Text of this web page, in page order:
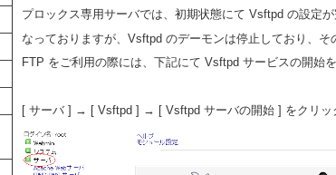
プロックス専用サーバでは、初期状態にて Vsftpd の設定が
なっておりますが、Vsftpd のデーモンは停止しており、そ
FTP をご利用の際には、下記にて Vsftpd サービスの開始を
[ サーバ ] → [ Vsftpd ] → [ Vsftpd サーバの開始 ] をクリッ